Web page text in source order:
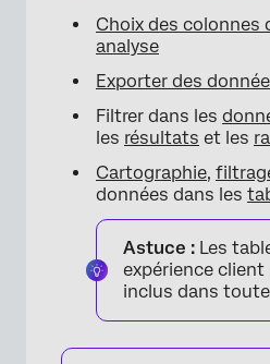
Choix des colonnes
analyse
Exporter des
Filtrer dans les
les résultats et les
Cartographie,
données dans les
Astuce : Les
expérience client
inclus dans